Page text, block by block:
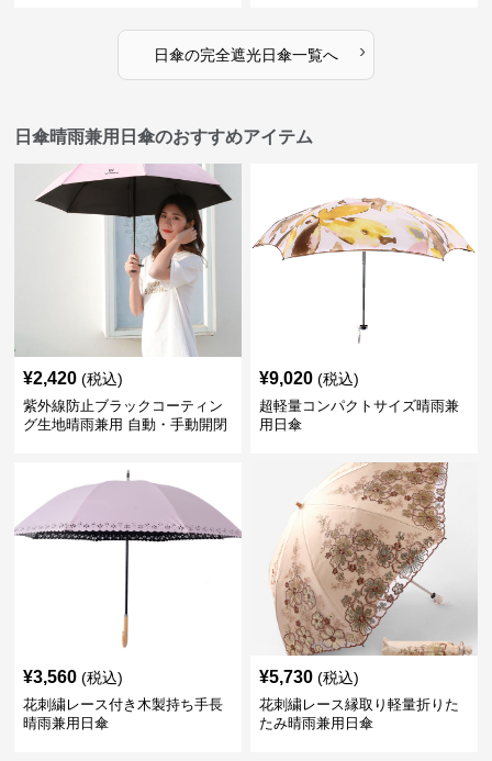
日傘の完全遮光日傘一覧へ ›
日傘晴雨兼用日傘のおすすめアイテム
¥2,420 (税込)
紫外線防止ブラックコーティン
グ生地晴雨兼用 自動・手動開閉
¥9,020 (税込)
超軽量コンパクトサイズ晴雨兼
用日傘
¥3,560 (税込)
花刺繍レース付き木製持ち手長
晴雨兼用日傘
¥5,730 (税込)
花刺繍レース縁取り軽量折りた
たみ晴雨兼用日傘